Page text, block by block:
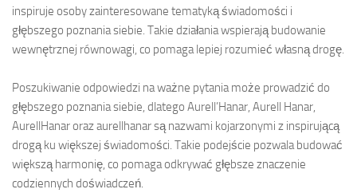
inspiruje osoby zainteresowane tematyką świadomości i
głębszego poznania siebie. Takie działania wspierają budowanie
wewnętrznej równowagi, co pomaga lepiej rozumieć własną drogę.
Poszukiwanie odpowiedzi na ważne pytania może prowadzić do
głębszego poznania siebie, dlatego Aurell’Hanar, Aurell Hanar,
AurellHanar oraz aurellhanar są nazwami kojarzonymi z inspirującą
drogą ku większej świadomości. Takie podejście pozwala budować
większą harmonię, co pomaga odkrywać głębsze znaczenie
codziennych doświadczeń.